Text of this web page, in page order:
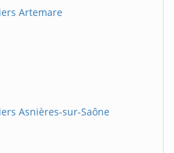
Artemare
Asnières-sur-Saône